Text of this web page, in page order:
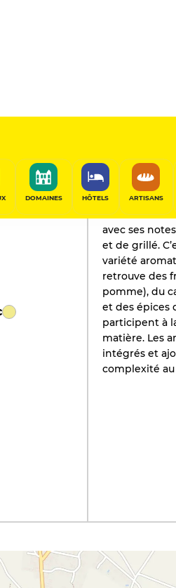
DOMAINES HÔTELS ARTISANS
de
L'AVIS
2024
Le nez se
avec ses
et de grillé.
variété
retrouve des
pomme), du
et des épices
participent à
matière. Les
intégrés et
complexité